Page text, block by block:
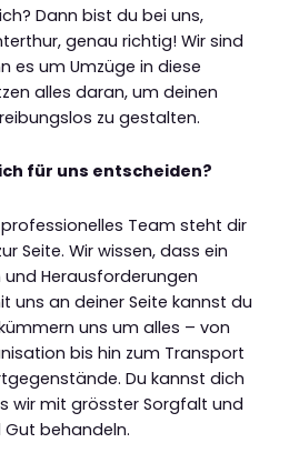
Dann bist du bei uns,
genau richtig! Wir sind
es um Umzüge in diese
alles daran, um deinen
zu gestalten.
für uns entscheiden?
Team steht dir
Seite. Wir wissen, dass ein
Herausforderungen
uns an deiner Seite kannst du
uns um alles – von
bis hin zum Transport
Du kannst dich
wir mit grösster Sorgfalt und
behandeln.